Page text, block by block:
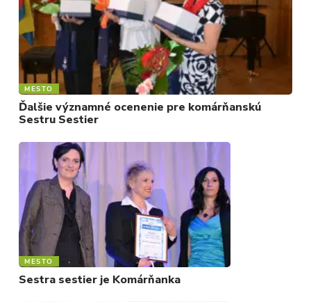
KULTÚRA
FOTKY
VIDEO
MIX
MESTO
Ďalšie významné ocenenie pre komárňanskú
Sestru Sestier
MESTO
Sestra sestier je Komárňanka